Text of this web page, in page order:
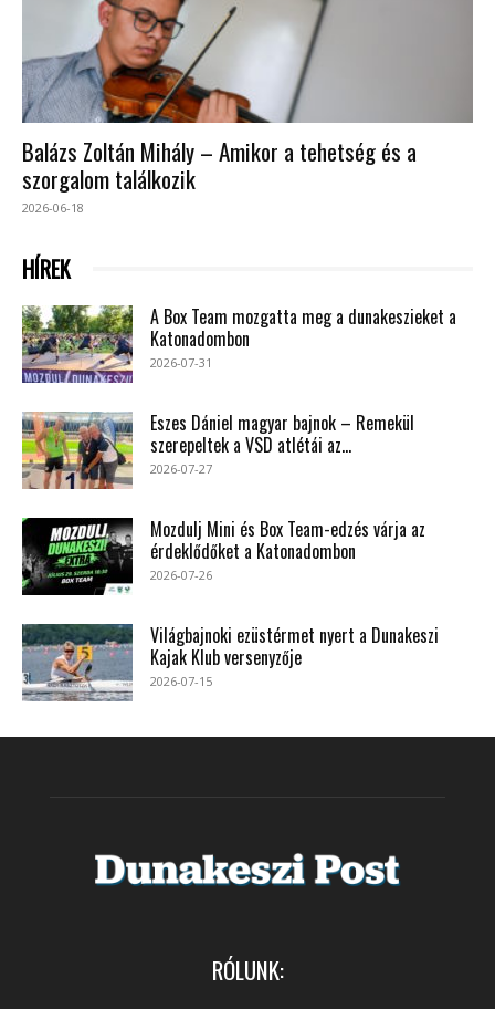
Balázs Zoltán Mihály – Amikor a tehetség és a
szorgalom találkozik
2026-06-18
HÍREK
A Box Team mozgatta meg a dunakeszieket a
Katonadombon
2026-07-31
Eszes Dániel magyar bajnok – Remekül
szerepeltek a VSD atlétái az...
2026-07-27
Mozdulj Mini és Box Team-edzés várja az
érdeklődőket a Katonadombon
2026-07-26
Világbajnoki ezüstérmet nyert a Dunakeszi
Kajak Klub versenyzője
2026-07-15
RÓLUNK: